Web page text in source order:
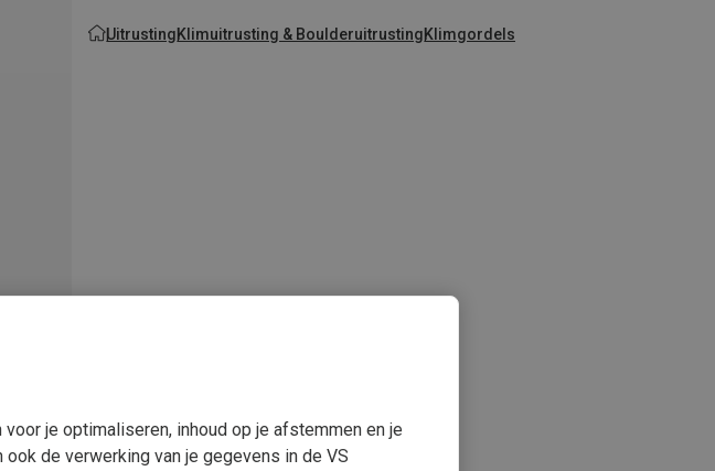
UitrustingKlimuitrusting & BoulderuitrustingKlimgordels
je optimaliseren, inhoud op je afstemmen en je
de verwerking van je gegevens in de VS